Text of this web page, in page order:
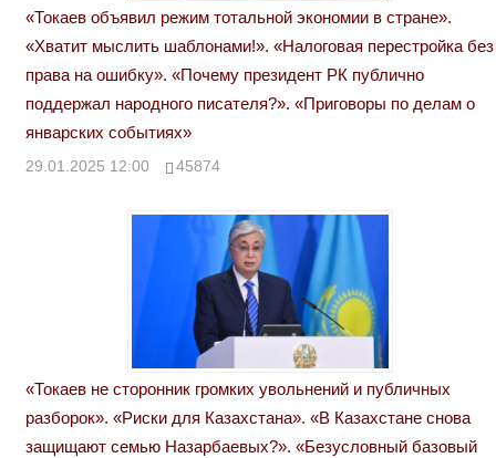
«Токаев объявил режим тотальной экономии в стране».
«Хватит мыслить шаблонами!». «Налоговая перестройка без
права на ошибку». «Почему президент РК публично
поддержал народного писателя?». «Приговоры по делам о
январских событиях»
29.01.2025 12:00 45874
«Токаев не сторонник громких увольнений и публичных
разборок». «Риски для Казахстана». «В Казахстане снова
защищают семью Назарбаевых?». «Безусловный базовый